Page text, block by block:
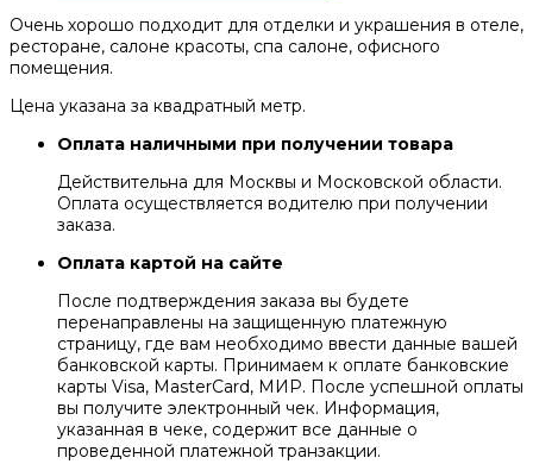
Очень хорошо подходит для отделки и украшения в отеле,
ресторане, салоне красоты, спа салоне, офисного
помещения.
Цена указана за квадратный метр.
Оплата наличными при получении товара
Действительна для Москвы и Московской области.
Оплата осуществляется водителю при получении
заказа.
Оплата картой на сайте
После подтверждения заказа вы будете
перенаправлены на защищенную платежную
страницу, где вам необходимо ввести данные вашей
банковской карты. Принимаем к оплате банковские
карты Visa, MasterCard, МИР. После успешной оплаты
вы получите электронный чек. Информация,
указанная в чеке, содержит все данные о
проведенной платежной транзакции.